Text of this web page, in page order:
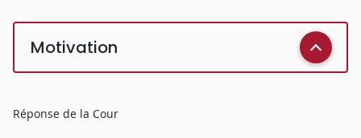
Motivation
Réponse de la Cour